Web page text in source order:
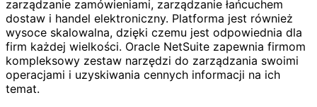
zarządzanie zamówieniami, zarządzanie łańcuchem
dostaw i handel elektroniczny. Platforma jest również
wysoce skalowalna, dzięki czemu jest odpowiednia dla
firm każdej wielkości. Oracle NetSuite zapewnia firmom
kompleksowy zestaw narzędzi do zarządzania swoimi
operacjami i uzyskiwania cennych informacji na ich
temat.